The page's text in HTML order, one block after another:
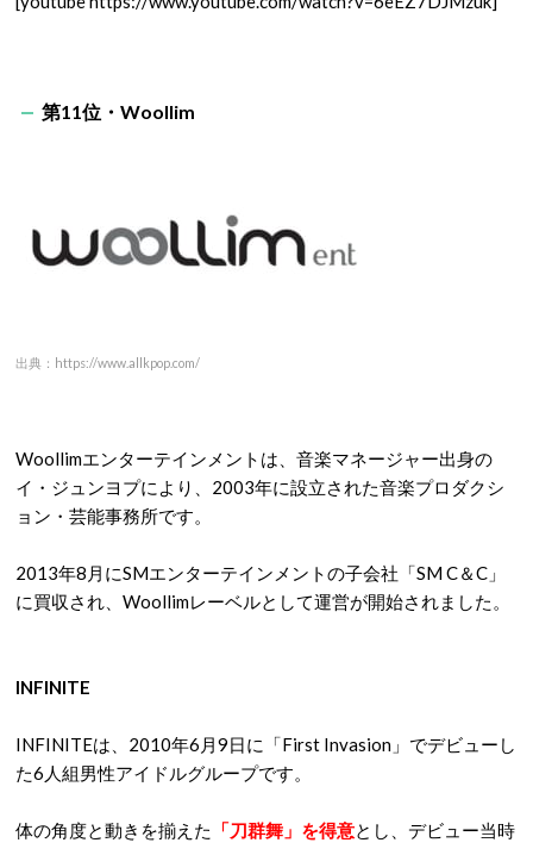
第11位・Woollim
出典：https://www.allkpop.com/
Woollimエンターテインメントは、音楽マネージャー出身の
イ・ジュンヨプにより、2003年に設立された音楽プロダクシ
ョン・芸能事務所です。
2013年8月にSMエンターテインメントの子会社「SM C＆C」
に買収され、Woollimレーベルとして運営が開始されました。
INFINITE
INFINITEは、2010年6月9日に「First Invasion」でデビューし
た6人組男性アイドルグループです。
体の角度と動きを揃えた 「刀群舞」を得意とし、デビュー当時